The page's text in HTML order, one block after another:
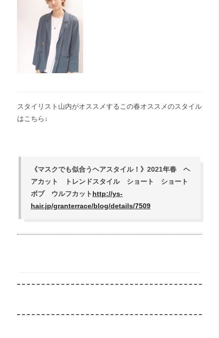
スタイリスト山内がオススメするこの春オススメのスタイル
はこちら↓
《マスクでも似合うヘアスタイル！》2021年春 ヘ
アカット トレンドスタイル ショート ショート
ボブ ウルフカット http://ys-
hair.jp/granterrace/blog/details/7509